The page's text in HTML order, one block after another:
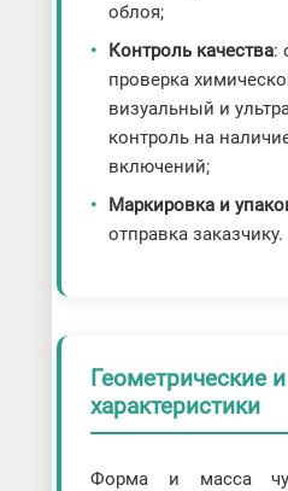
облоя;
Контроль качества:
проверка
визуальный и
контроль на
включений;
Маркировка и
отправка заказчику.
Геометрические
характеристики
Форма и масса